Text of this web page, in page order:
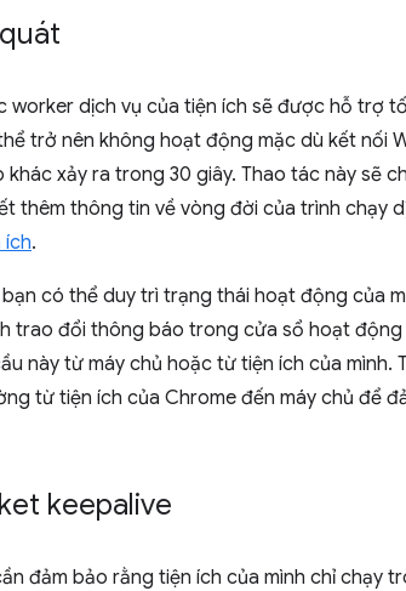
worker dịch vụ của tiện ích sẽ được hỗ trợ
trở nên không hoạt động mặc dù kết nối
khác xảy ra trong 30 giây. Thao tác này sẽ
thêm thông tin về vòng đời của trình chạy
ích.
bạn có thể duy trì trạng thái hoạt động của
trao đổi thông báo trong cửa sổ hoạt động
này từ máy chủ hoặc từ tiện ích của mình.
từ tiện ích của Chrome đến máy chủ để
keepalive
đảm bảo rằng tiện ích của mình chỉ chạy